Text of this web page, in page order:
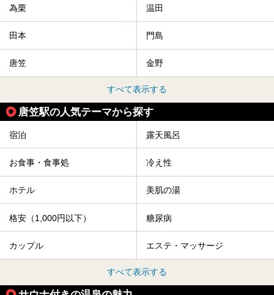
為栗 温田
田本 門島
唐笠 金野
すべて表示する
唐笠駅の人気テーマから探す
宿泊 露天風呂
お食事・食事処 冷え性
ホテル 美肌の湯
格安（1,000円以下） 糖尿病
カップル エステ・マッサージ
すべて表示する